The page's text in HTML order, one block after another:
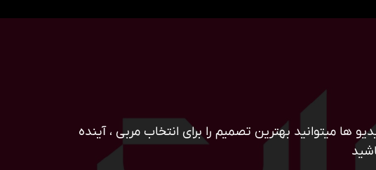
ها میتوانید بهترین تصمیم را برای انتخاب مربی ، آینده